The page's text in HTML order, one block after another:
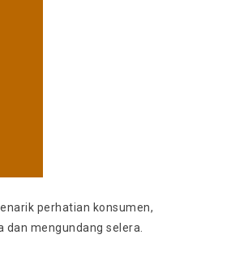
perhatian konsumen,
mengundang selera.